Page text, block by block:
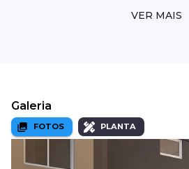
VER MAIS
Galeria
FOTOS PLANTA